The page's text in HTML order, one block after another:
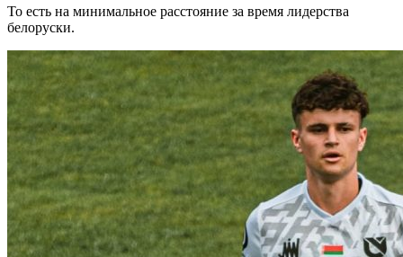
То есть на минимальное расстояние за время лидерства
белоруски.